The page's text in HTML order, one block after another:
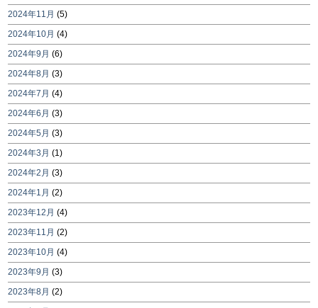
2024年11月 (5)
2024年10月 (4)
2024年9月 (6)
2024年8月 (3)
2024年7月 (4)
2024年6月 (3)
2024年5月 (3)
2024年3月 (1)
2024年2月 (3)
2024年1月 (2)
2023年12月 (4)
2023年11月 (2)
2023年10月 (4)
2023年9月 (3)
2023年8月 (2)